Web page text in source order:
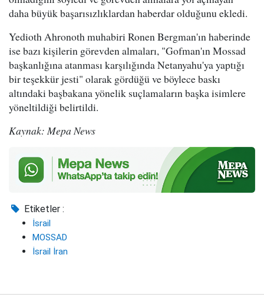
daha büyük başarısızlıklardan haberdar olduğunu ekledi.
Yedioth Ahronoth muhabiri Ronen Bergman'ın haberinde
ise bazı kişilerin görevden almaları, "Gofman'ın Mossad
başkanlığına atanması karşılığında Netanyahu'ya yaptığı
bir teşekkür jesti" olarak gördüğü ve böylece baskı
altındaki başbakana yönelik suçlamaların başka isimlere
yöneltildiği belirtildi.
Kaynak: Mepa News
Etiketler :
İsrail
MOSSAD
İsrail İran